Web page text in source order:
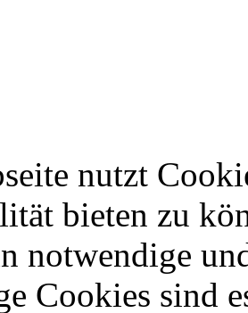
nutzt
bieten zu
notwendige
Cookies sind